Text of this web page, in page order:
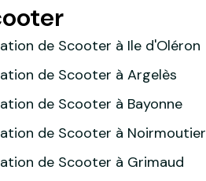
de Scooter à Ile d'Oléron
de Scooter à Argelès
de Scooter à Bayonne
de Scooter à Noirmoutier
de Scooter à Grimaud